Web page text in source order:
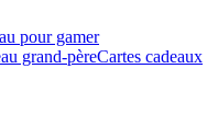
pour gamer
grand-pèreCartes cadeaux